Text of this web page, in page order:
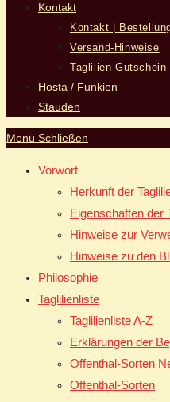
Kontakt
Kontakt |
Versand-Hinweise
Taglilien-Gutschein
Hosta / Funkien
Stauden
Menü Schließen
Vorwort
Herkunft der
Eigenschaften der
Hinweise zur
Hinweise zu den
Philosophie
Taglilienliste
Taglilienliste A-Z
Erklärungen der
Offenthal-Sorten
Offenthal-Sorten